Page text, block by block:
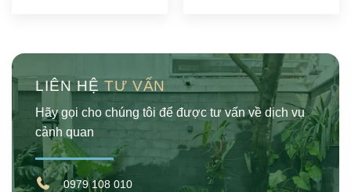
LIÊN HỆ TƯ VẤN
Hãy gọi cho chúng tôi để được tư vấn về dịch vụ
cảnh quan
0979 108 010